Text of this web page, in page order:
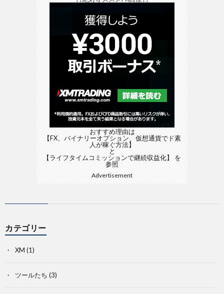
おすすめ理由は
【FX、バイナリーオプション、仮想通貨でド素
人が稼ぐ方法】
と
【ライフタイムコミッションで継続収益化】
を
参照
Advertisement
カテゴリー
XM (1)
ツールたち (3)